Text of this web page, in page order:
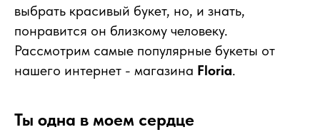
выбрать красивый букет, но, и знать,
понравится он близкому человеку.
Рассмотрим самые популярные букеты от
нашего интернет - магазина Floria.
Ты одна в моем сердце